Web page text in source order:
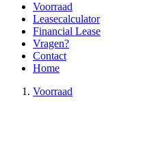
Voorraad
Leasecalculator
Financial Lease
Vragen?
Contact
Home
Voorraad